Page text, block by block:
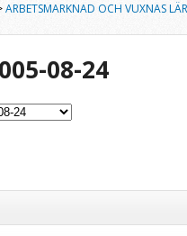
ARBETSMARKNAD OCH VUXNAS
08-24